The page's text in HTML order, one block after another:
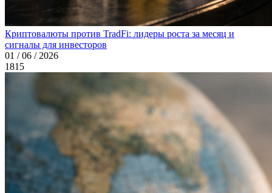
Криптовалюты против TradFi: лидеры роста за месяц и
сигналы для инвесторов
01 / 06 / 2026
1815